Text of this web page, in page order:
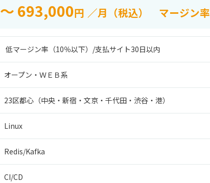
～ 693,000円 ／月（税込） マージン率
低マージン率（10％以下） /支払サイト30日以内
オープン・ＷＥＢ系
23区都心（中央・新宿・文京・千代田・渋谷・港）
Linux
Redis/Kafka
CI/CD